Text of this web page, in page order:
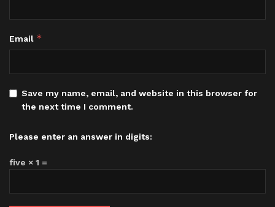
Email *
Save my name, email, and website in this browser for
the next time I comment.
Please enter an answer in digits:
five × 1 =